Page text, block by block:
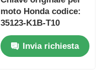
moto Honda codice:
35123-K1B-T10
telecomando a tre
pulsanti
FSK433.92MHz con
Invia richiesta